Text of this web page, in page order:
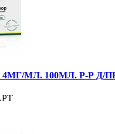
МЛ. 100МЛ. Р-Р Д/